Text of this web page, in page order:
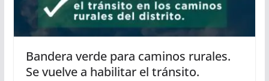
Bandera verde para caminos rurales.
Se vuelve a habilitar el tránsito.